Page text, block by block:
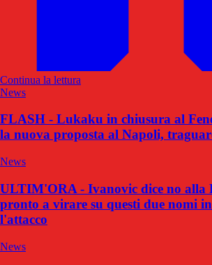
Continua la lettura
News
FLASH - Lukaku in chiusura al
la nuova proposta al Napoli,
News
ULTIM'ORA - Ivanovic dice no alla
pronto a virare su questi due nomi
l'attacco
News